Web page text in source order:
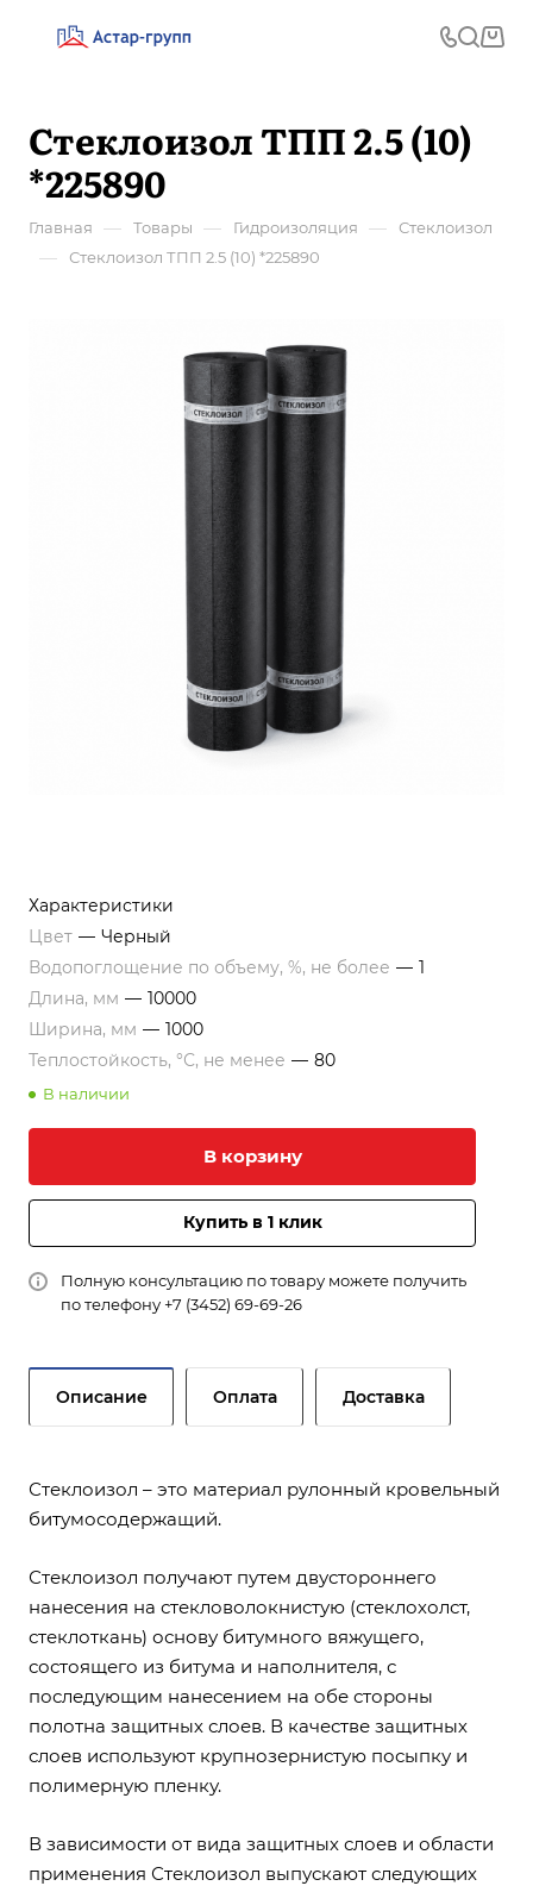
Стеклоизол ТПП 2.5 (10)
*225890
Главная — Товары — Гидроизоляция — Стеклоизол
— Стеклоизол ТПП 2.5 (10) *225890
Характеристики
Цвет — Черный
Водопоглощение по объему, %, не более — 1
Длина, мм — 10000
Ширина, мм — 1000
Теплостойкость, °С, не менее — 80
В наличии
В корзину
Купить в 1 клик
Полную консультацию по товару можете получить
по телефону +7 (3452) 69-69-26
Описание Оплата Доставка
Стеклоизол – это материал рулонный кровельный
битумосодержащий.
Стеклоизол получают путем двустороннего
нанесения на стекловолокнистую (стеклохолст,
стеклоткань) основу битумного вяжущего,
состоящего из битума и наполнителя, с
последующим нанесением на обе стороны
полотна защитных слоев. В качестве защитных
слоев используют крупнозернистую посыпку и
полимерную пленку.
В зависимости от вида защитных слоев и области
применения Стеклоизол выпускают следующих